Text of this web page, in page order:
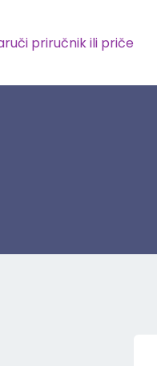
priručnik ili priče